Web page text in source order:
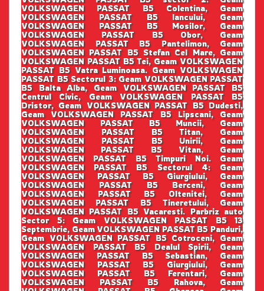
VOLKSWAGEN PASSAT B5 Colentina, Geam
VOLKSWAGEN PASSAT B5 Iancului, Geam
VOLKSWAGEN PASSAT B5 Mosilor, Geam
VOLKSWAGEN PASSAT B5 Obor, Geam
VOLKSWAGEN PASSAT B5 Pantelimon, Geam
VOLKSWAGEN PASSAT B5 Stefan Cel Mare, Geam
VOLKSWAGEN PASSAT B5 Tei, Geam VOLKSWAGEN
PASSAT B5 Vatra Luminoasa. Geam VOLKSWAGEN
PASSAT B5 Sectorul 3: Geam VOLKSWAGEN PASSAT
B5 Balta Alba, Geam VOLKSWAGEN PASSAT B5
Centrul Civic, Geam VOLKSWAGEN PASSAT B5
Dristor, Geam VOLKSWAGEN PASSAT B5 Dudesti,
Geam VOLKSWAGEN PASSAT B5 Lipscani, Geam
VOLKSWAGEN PASSAT B5 Muncii, Geam
VOLKSWAGEN PASSAT B5 Titan, Geam
VOLKSWAGEN PASSAT B5 Unirii, Geam
VOLKSWAGEN PASSAT B5 Vitan, Geam
VOLKSWAGEN PASSAT B5 Timpuri Noi. Geam
VOLKSWAGEN PASSAT B5 Sectorul 4: Geam
VOLKSWAGEN PASSAT B5 Giurgiului, Geam
VOLKSWAGEN PASSAT B5 Berceni, Geam
VOLKSWAGEN PASSAT B5 Oltenitei, Geam
VOLKSWAGEN PASSAT B5 Tineretului, Geam
VOLKSWAGEN PASSAT B5 Vacaresti. Parbriz auto
Sector 5: Geam VOLKSWAGEN PASSAT B5 13
Septembrie, Geam VOLKSWAGEN PASSAT B5 Panduri,
Geam VOLKSWAGEN PASSAT B5 Cotroceni, Geam
VOLKSWAGEN PASSAT B5 Dealul Spirii, Geam
VOLKSWAGEN PASSAT B5 Sebastian, Geam
VOLKSWAGEN PASSAT B5 Giurgiului, Geam
VOLKSWAGEN PASSAT B5 Ferentari, Geam
VOLKSWAGEN PASSAT B5 Rahova, Geam